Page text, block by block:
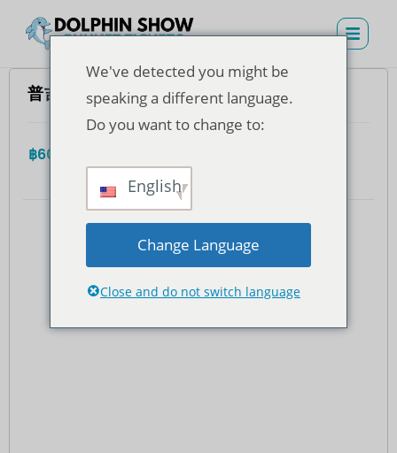
普吉岛海豚湾 - VVIP 座位门票（泰国居民）
฿600.00
We've detected you might be
speaking a different language.
Do you want to change to:
English
Change Language
Close and do not switch language